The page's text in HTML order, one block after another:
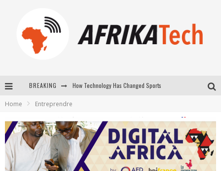
BREAKING
New to online sports betting? Consider These Tips to Play Your First Online Sports Betting Successfully
Home Entreprendre